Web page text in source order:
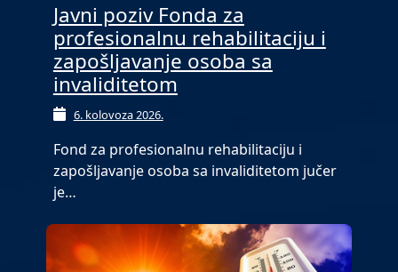
Javni poziv Fonda za
profesionalnu rehabilitaciju i
zapošljavanje osoba sa
invaliditetom
6. kolovoza 2026.
Fond za profesionalnu rehabilitaciju i
zapošljavanje osoba sa invaliditetom jučer
je…